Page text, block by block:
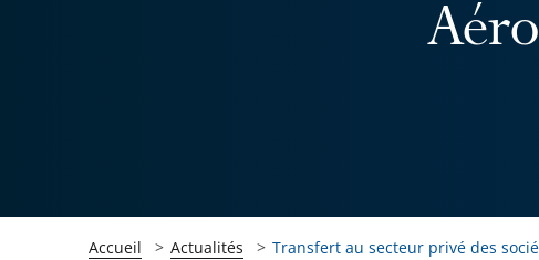
Accueil Actualités Transfert au secteur privé des